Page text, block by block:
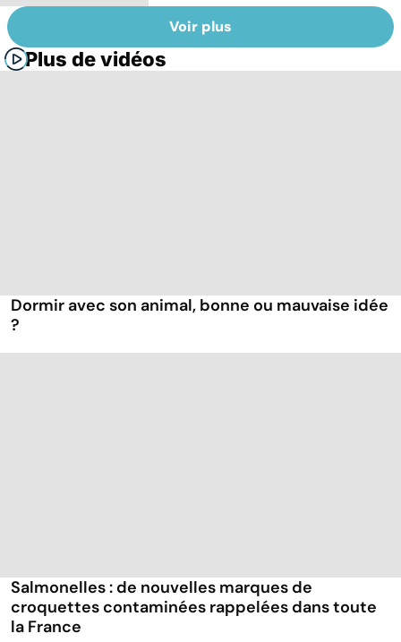
Voir plus
Plus de vidéos
Dormir avec son animal, bonne ou mauvaise idée
?
Salmonelles : de nouvelles marques de
croquettes contaminées rappelées dans toute
la France